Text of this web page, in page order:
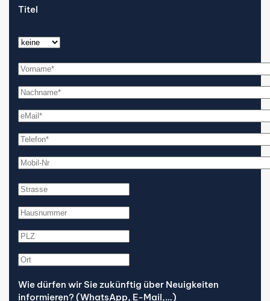
Titel
Wie dürfen wir Sie zukünftig über Neuigkeiten
informieren? (WhatsApp, E-Mail,…)